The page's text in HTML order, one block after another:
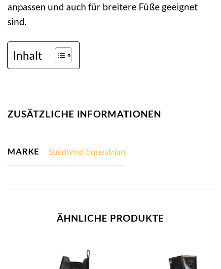
anpassen und auch für breitere Füße geeignet
sind.
Inhalt
ZUSÄTZLICHE INFORMATIONEN
MARKE Suedwind Equestrian
ÄHNLICHE PRODUKTE